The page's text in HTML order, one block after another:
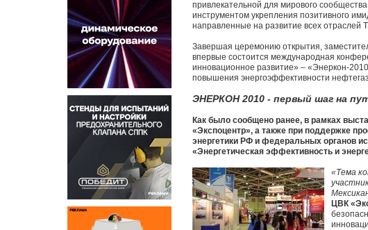
привлекательной для мирового
инструментом укрепления позитивного
направленные на развитие всех отраслей
Завершая церемонию открытия,
впервые состоится международная
инновационное развитие» – «Энеркон-
повышения энергоэффективности
ЭНЕРКОН 2010 - первый шаг на
Как было сообщено ранее, в рамках
«Экспоцентр», а также при поддержке
энергетики РФ и федеральных органов
«Энергетическая эффективность и
«Тема
ЦВК